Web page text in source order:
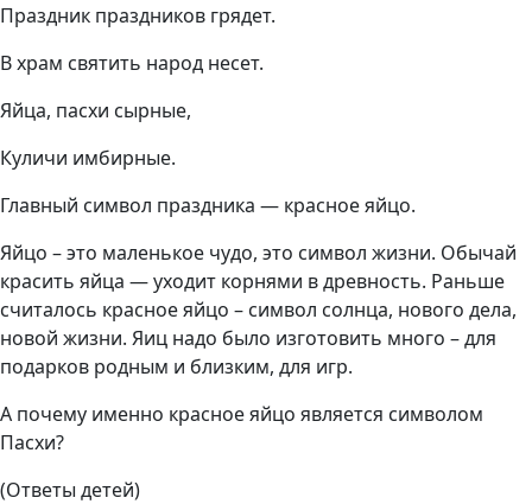
Праздник праздников грядет.
В храм святить народ несет.
Яйца, пасхи сырные,
Куличи имбирные.
Главный символ праздника — красное яйцо.
Яйцо – это маленькое чудо, это символ жизни. Обычай
красить яйца — уходит корнями в древность. Раньше
считалось красное яйцо – символ солнца, нового дела,
новой жизни. Яиц надо было изготовить много – для
подарков родным и близким, для игр.
А почему именно красное яйцо является символом
Пасхи?
(Ответы детей)